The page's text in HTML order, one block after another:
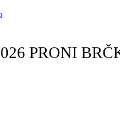
PRONI